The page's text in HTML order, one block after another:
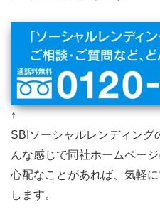
↑
SBIソーシャルレンディング
んな感じで同社ホームペー
心配なことがあれば、気軽
します。